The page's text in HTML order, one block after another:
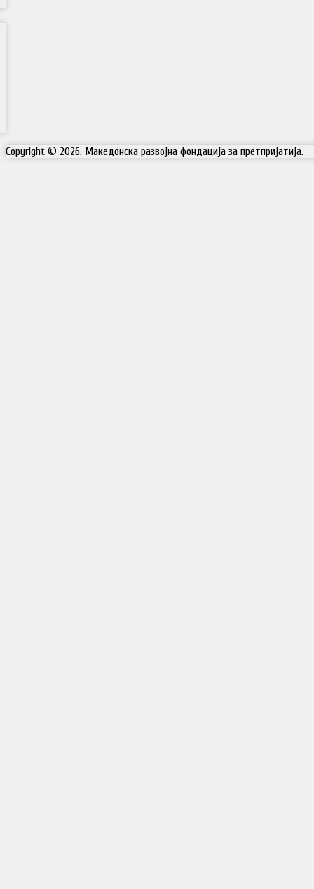
Copyright © 2026. Македонска развојна фондација за претпријатија.